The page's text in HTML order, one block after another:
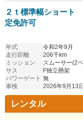
２ｔ標準幅ショー
定免許可
年式
令和2年9月
走行距離
206千km
ミッション
スムーサー(2
サス
F独立懸架
パワーゲート 無
車検
2026年9月13日
レンタル